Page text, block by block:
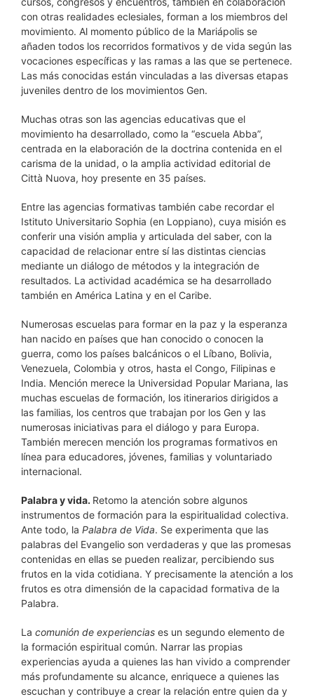
con otras realidades eclesiales, forman a los miembros del
movimiento. Al momento público de la Mariápolis se
añaden todos los recorridos formativos y de vida según las
vocaciones específicas y las ramas a las que se pertenece.
Las más conocidas están vinculadas a las diversas etapas
juveniles dentro de los movimientos Gen.
Muchas otras son las agencias educativas que el
movimiento ha desarrollado, como la “escuela Abba”,
centrada en la elaboración de la doctrina contenida en el
carisma de la unidad, o la amplia actividad editorial de
Città Nuova, hoy presente en 35 países.
Entre las agencias formativas también cabe recordar el
Istituto Universitario Sophia (en Loppiano), cuya misión es
conferir una visión amplia y articulada del saber, con la
capacidad de relacionar entre sí las distintas ciencias
mediante un diálogo de métodos y la integración de
resultados. La actividad académica se ha desarrollado
también en América Latina y en el Caribe.
Numerosas escuelas para formar en la paz y la esperanza
han nacido en países que han conocido o conocen la
guerra, como los países balcánicos o el Líbano, Bolivia,
Venezuela, Colombia y otros, hasta el Congo, Filipinas e
India. Mención merece la Universidad Popular Mariana, las
muchas escuelas de formación, los itinerarios dirigidos a
las familias, los centros que trabajan por los Gen y las
numerosas iniciativas para el diálogo y para Europa.
También merecen mención los programas formativos en
línea para educadores, jóvenes, familias y voluntariado
internacional.
Palabra y vida. Retomo la atención sobre algunos
instrumentos de formación para la espiritualidad colectiva.
Ante todo, la Palabra de Vida. Se experimenta que las
palabras del Evangelio son verdaderas y que las promesas
contenidas en ellas se pueden realizar, percibiendo sus
frutos en la vida cotidiana. Y precisamente la atención a los
frutos es otra dimensión de la capacidad formativa de la
Palabra.
La comunión de experiencias es un segundo elemento de
la formación espiritual común. Narrar las propias
experiencias ayuda a quienes las han vivido a comprender
más profundamente su alcance, enriquece a quienes las
escuchan y contribuye a crear la relación entre quien da y